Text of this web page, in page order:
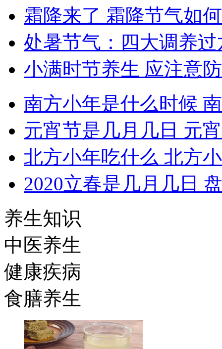
霜降来了 霜降节气如
处暑节气：四大调养
小满时节养生 应注意
南方小年是什么时候
元宵节是几月几日 元
北方小年吃什么 北方
2020立春是几月几日
养生知识
中医养生
健康疾病
食膳养生